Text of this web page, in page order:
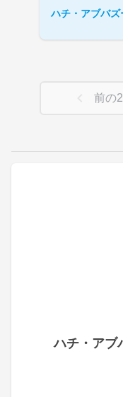
ハチ・アブ
ハチ・アブバ
前の